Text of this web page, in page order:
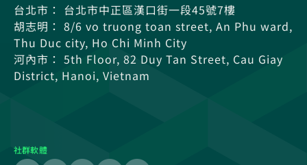
台北市： 台北市中正區漢口街一段45號7樓
胡志明： 8/6 vo truong toan street, An Phu ward,
Thu Duc city, Ho Chi Minh City
河內市： 5th Floor, 82 Duy Tan Street, Cau Giay
District, Hanoi, Vietnam
社群軟體